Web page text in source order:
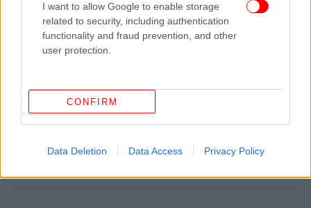
I want to allow Google to enable storage
related to security, including authentication
functionality and fraud prevention, and other
user protection.
CONFIRM
Data Deletion Data Access Privacy Policy
ΠΕΡΙΣΣΟΤΕΡΑ ΒΙΝΤΕΟ
Ακολουθήστε το στο Google News
πρώτοι όλες τις ειδήσεις
Δείτε όλες τις τελευταίες
Ειδήσειςαπό την Ελλάδα και τον Κόσμο,
στο